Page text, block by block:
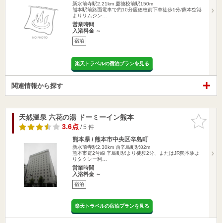
新水前寺駅2.21km 慶徳校前駅150m
熊本駅前路面電車で約10分慶徳校前下車徒歩1分/熊本空港
よりリムジン…
営業時間
入浴料金 ～
宿泊
楽天トラベルの宿泊プランを見る
関連情報から探す
お気に入
りに追加
天然温泉 六花の湯 ドーミーイン熊本
3.6点/ 5 件
熊本県 / 熊本市中央区辛島町
新水前寺駅2.30km 西辛島町駅82m
熊本市電2号線 辛島町駅より徒歩2分、またはJR熊本駅よ
りタクシー利…
営業時間
入浴料金 ～
宿泊
楽天トラベルの宿泊プランを見る